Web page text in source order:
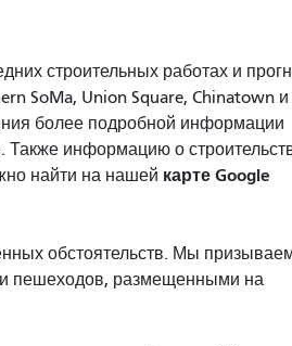
строительных работах и
SoMa, Union Square, Chinatown и
более подробной информации
Также информацию о
найти на нашей карте Google
обстоятельств. Мы
и пешеходов, размещенными на